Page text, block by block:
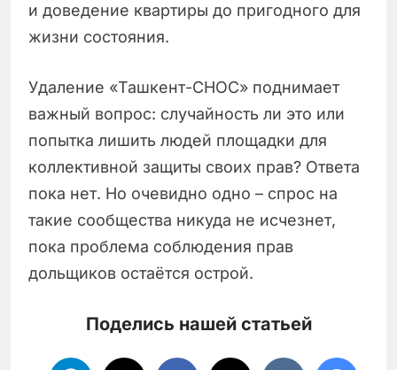
и доведение квартиры до пригодного для
жизни состояния.
Удаление «Ташкент-СНОС» поднимает
важный вопрос: случайность ли это или
попытка лишить людей площадки для
коллективной защиты своих прав? Ответа
пока нет. Но очевидно одно – спрос на
такие сообщества никуда не исчезнет,
пока проблема соблюдения прав
дольщиков остаётся острой.
Поделись нашей статьей